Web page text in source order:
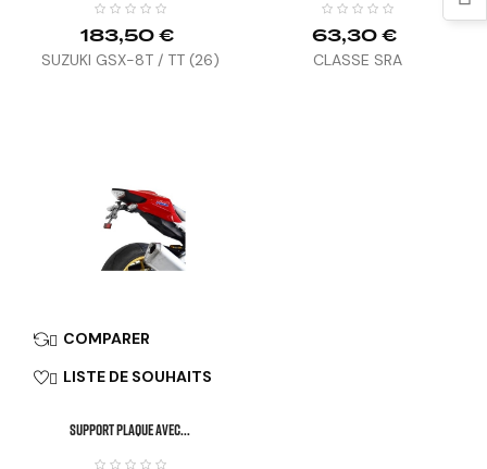
183,50 €
SUZUKI GSX-8T / TT (26)
63,30 €
CLASSE SRA
 COMPARER
 LISTE DE SOUHAITS
SUPPORT PLAQUE AVEC...